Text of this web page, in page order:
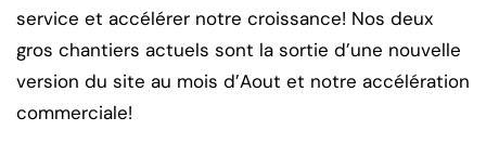
service et accélérer notre croissance! Nos deux
gros chantiers actuels sont la sortie d’une nouvelle
version du site au mois d’Aout et notre accélération
commerciale!